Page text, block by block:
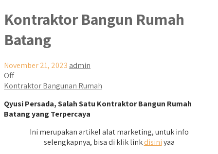
Kontraktor Bangun Rumah
Batang
November 21, 2023 admin
Off
Kontraktor Bangunan Rumah
Qyusi Persada, Salah Satu Kontraktor Bangun Rumah
Batang yang Terpercaya
Ini merupakan artikel alat marketing, untuk info
selengkapnya, bisa di klik linkdisiniyaa